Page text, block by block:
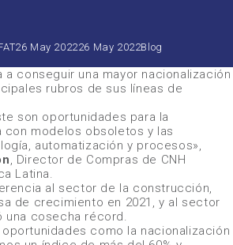
26 May 202226 May 2022Blog
a conseguir una mayor nacionalización
rubros de sus líneas de
son oportunidades para la
con modelos obsoletos y las
automatización y procesos»,
, Director de Compras de CNH
Latina.
al sector de la construcción,
de crecimiento en 2021, y al sector
una cosecha récord.
oportunidades como la nacionalización